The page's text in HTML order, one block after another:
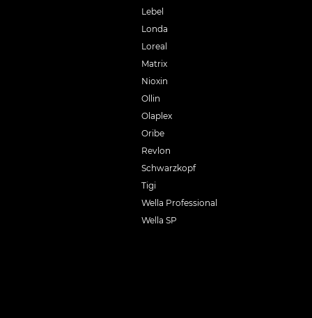
Lebel
Londa
Loreal
Matrix
Nioxin
Ollin
Olaplex
Oribe
Revlon
Schwarzkopf
Tigi
Wella Professional
Wella SP